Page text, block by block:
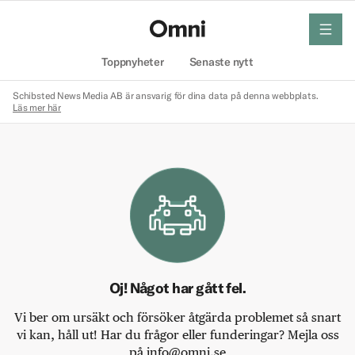
Toppnyheter Senaste nytt
meny
Schibsted News Media AB är ansvarig för dina data på denna webbplats.
Läs mer här
Oj! Något har gått fel.
Vi ber om ursäkt och försöker åtgärda problemet så snart
vi kan, håll ut! Har du frågor eller funderingar? Mejla oss